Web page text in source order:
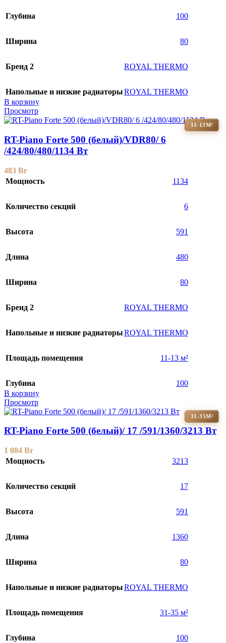
Глубина 100
Ширина 80
Бренд 2 ROYAL THERMO
Напольные и низкие радиаторыROYAL THERMO
В корзину
Просмотр
11-13М²
RT-Piano Forte 500 (белый)/VDR80/ 6
/424/80/480/1134 Вт
483 Br
Мощность
1134
Количество секций 6
Высота 591
Длина 480
Ширина 80
Бренд 2 ROYAL THERMO
Напольные и низкие радиаторыROYAL THERMO
Площадь помещения 11-13 м²
Глубина
100
В корзину
Просмотр
31-35М²
RT-Piano Forte 500 (белый)/ 17 /591/1360/3213 Вт
1 084 Br
Мощность
3213
Количество секций 17
Высота 591
Длина 1360
Ширина 80
Напольные и низкие радиаторыROYAL THERMO
Площадь помещения 31-35 м²
Глубина
100